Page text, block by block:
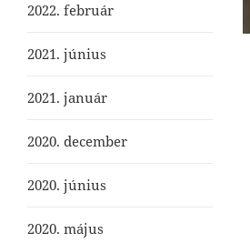
2022. február
2021. június
2021. január
2020. december
2020. június
2020. május